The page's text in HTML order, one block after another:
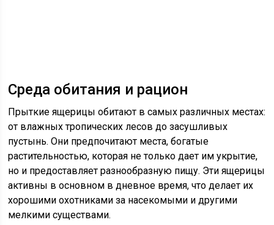
Среда обитания и рацион
Прыткие ящерицы обитают в самых различных местах:
от влажных тропических лесов до засушливых
пустынь. Они предпочитают места, богатые
растительностью, которая не только дает им укрытие,
но и предоставляет разнообразную пищу. Эти ящерицы
активны в основном в дневное время, что делает их
хорошими охотниками за насекомыми и другими
мелкими существами.